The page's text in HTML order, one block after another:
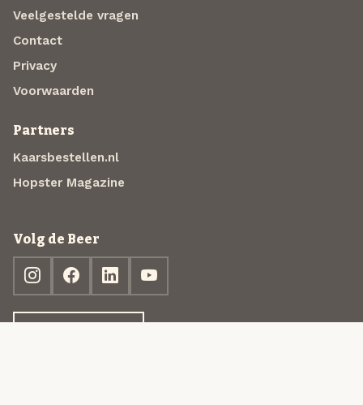
Veelgestelde vragen
Contact
Privacy
Voorwaarden
Partners
Kaarsbestellen.nl
Hopster Magazine
Volg de Beer